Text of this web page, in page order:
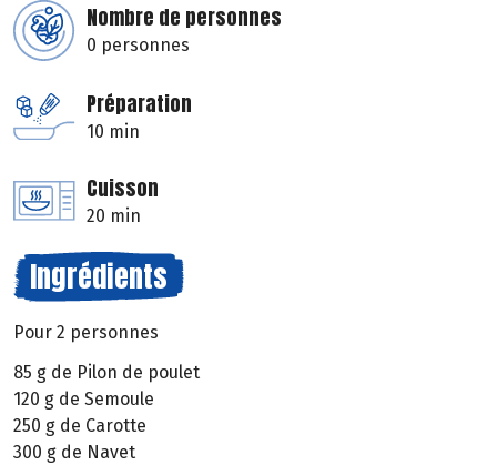
Nombre de personnes
0 personnes
Préparation
10 min
Cuisson
20 min
Ingrédients
Pour 2 personnes
85 g de Pilon de poulet
120 g de Semoule
250 g de Carotte
300 g de Navet